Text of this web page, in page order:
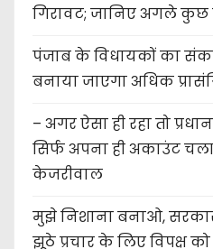
गिरावट; जानिए अगले कुछ
पंजाब के विधायकों का
बनाया जाएगा अधिक
– अगर ऐसा ही रहा तो
सिर्फ अपना ही अकाउंट
केजरीवाल
मुझे निशाना बनाओ,
झूठे प्रचार के लिए विपक्ष को